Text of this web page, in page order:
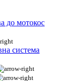
до мотокос
система